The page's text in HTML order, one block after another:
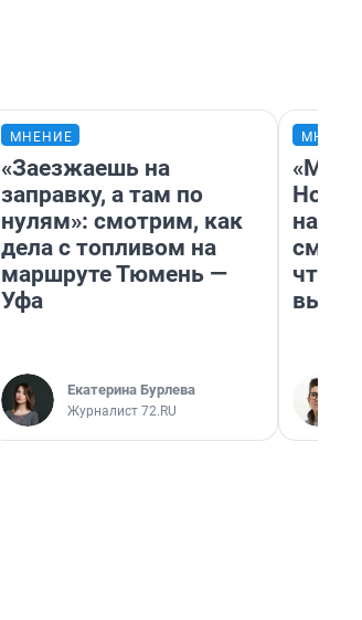
МНЕНИЕ
«Заезжаешь на
заправку, а там по
нулям»: смотрим, как
дела с топливом на
маршруте Тюмень —
Уфа
Екатерина Бурлева
Журналист 72.RU
«Мы